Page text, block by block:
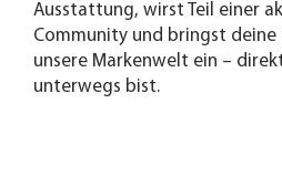
Ausstattung, wirst Teil einer
Community und bringst deine
unsere Markenwelt ein –
unterwegs bist.